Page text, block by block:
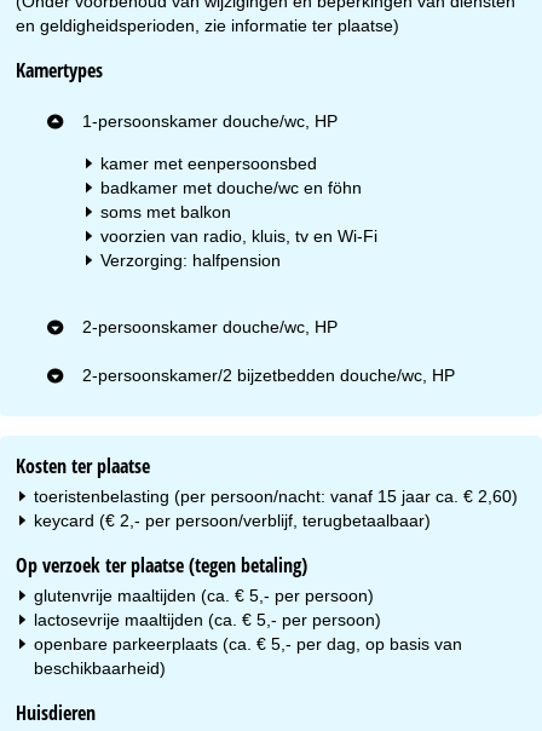
en geldigheidsperioden, zie informatie ter plaatse)
Kamertypes
1-persoonskamer douche/wc, HP
kamer met eenpersoonsbed
badkamer met douche/wc en föhn
soms met balkon
voorzien van radio, kluis, tv en Wi-Fi
Verzorging: halfpension
2-persoonskamer douche/wc, HP
2-persoonskamer/2 bijzetbedden douche/wc, HP
Kosten ter plaatse
toeristenbelasting (per persoon/nacht: vanaf 15 jaar ca. € 2,60)
keycard (€ 2,- per persoon/verblijf, terugbetaalbaar)
Op verzoek ter plaatse (tegen betaling)
glutenvrije maaltijden (ca. € 5,- per persoon)
lactosevrije maaltijden (ca. € 5,- per persoon)
openbare parkeerplaats (ca. € 5,- per dag, op basis van
beschikbaarheid)
Huisdieren